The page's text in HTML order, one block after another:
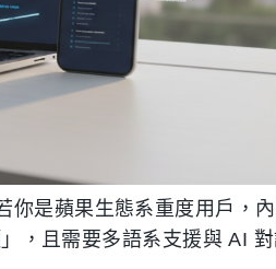
你是蘋果生態系重度用戶，
，且需要多語系支援與 AI